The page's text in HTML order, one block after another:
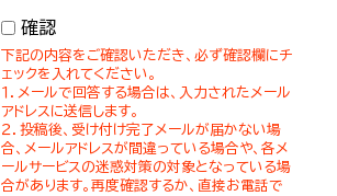
確認
下記の内容をご確認いただき、必ず確認欄にチ
ェックを入れてください。
１．メールで回答する場合は、入力されたメール
アドレスに送信します。
２．投稿後、受け付け完了メールが届かない場
合、メールアドレスが間違っている場合や、各メ
ールサービスの迷惑対策の対象となっている場
合があります。再度確認するか、直接お電話で